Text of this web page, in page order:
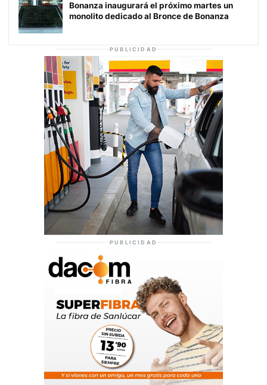
Bonanza inaugurará el próximo martes un
monolito dedicado al Bronce de Bonanza
PUBLICIDAD
PUBLICIDAD